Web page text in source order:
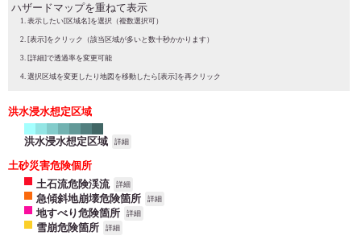
ハザードマップを重ねて表示
表示したい[区域名]を選択（複数選択可）
[表示]をクリック（該当区域が多いと数十秒かかります）
[詳細]で透過率を変更可能
選択区域を変更したり地図を移動したら[表示]を再クリック
洪水浸水想定区域
洪水浸水想定区域 詳細
土砂災害危険個所
土石流危険渓流
詳細
急傾斜地崩壊危険箇所 詳細
地すべり危険箇所 詳細
雪崩危険箇所 詳細